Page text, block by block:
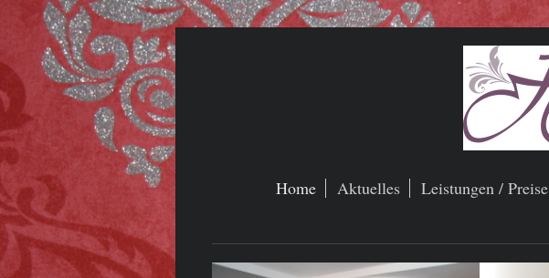
Home Aktuelles Leistungen / Preise